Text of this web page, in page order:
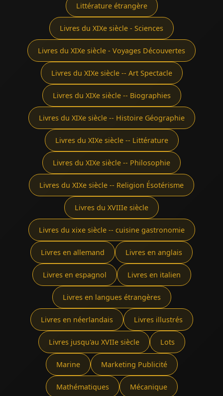
Littérature étrangère
Livres du XIXe siècle - Sciences
Livres du XIXe siècle - Voyages Découvertes
Livres du XIXe siècle -- Art Spectacle
Livres du XIXe siècle -- Biographies
Livres du XIXe siècle -- Histoire Géographie
Livres du XIXe siècle -- Littérature
Livres du XIXe siècle -- Philosophie
Livres du XIXe siècle -- Religion Ésotérisme
Livres du XVIIIe siècle
Livres du xixe siècle -- cuisine gastronomie
Livres en allemand Livres en anglais
Livres en espagnol Livres en italien
Livres en langues étrangères
Livres en néerlandais Livres illustrés
Livres jusqu'au XVIIe siècle Lots
Marine Marketing Publicité
Mathématiques Mécanique